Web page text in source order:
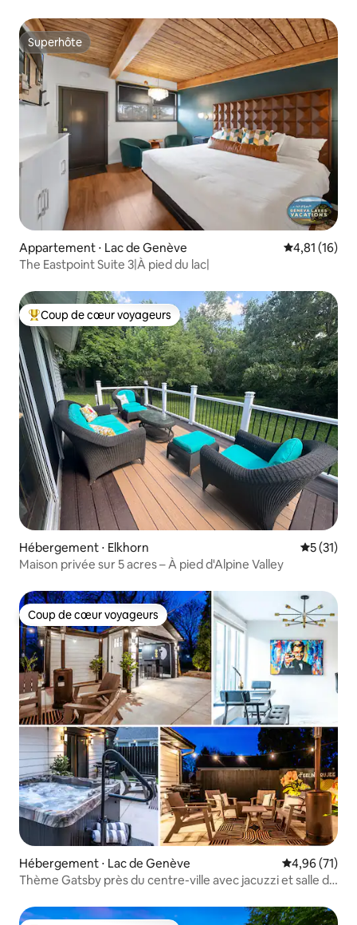
Superhôte
Superhôte
Appartement ⋅ Lac de Genève Évaluation
4,81 (16)
The Eastpoint Suite 3|À pied du lac|
Coups de cœur voyageurs les plus appréciés
Coup de cœur voyageurs
Hébergement ⋅ Elkhorn
5 (31)
Maison privée sur 5 acres – À pied d'Alpine Valley
Coup de cœur voyageurs
Coup de cœur voyageurs
Hébergement ⋅ Lac de Genève Évaluation
4,96 (71)
Thème Gatsby près du centre-ville avec jacuzzi et salle de